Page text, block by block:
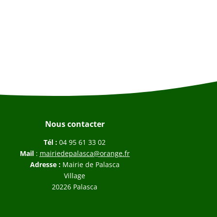
Nous contacter
Tél :04 95 61 33 02
Mail: mairiedepalasca@orange.fr
Adresse : Mairie de Palasca
Village
20226 Palasca